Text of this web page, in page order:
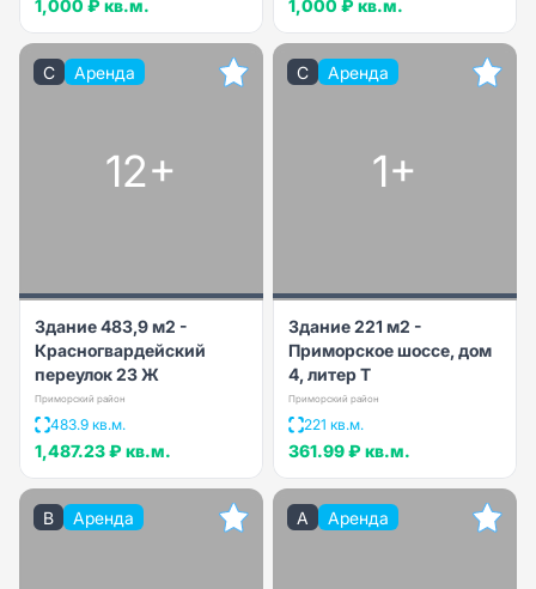
1,000 ₽ кв.м. 1,000 ₽ кв.м.
C Аренда
12+
Здание 483,9 м2 -
Красногвардейский
переулок 23 Ж
Приморский район
483.9 кв.м.
1,487.23 ₽ кв.м.
C Аренда
1+
Здание 221 м2 -
Приморское шоссе, дом
4, литер Т
Приморский район
221 кв.м.
361.99 ₽ кв.м.
B Аренда A Аренда